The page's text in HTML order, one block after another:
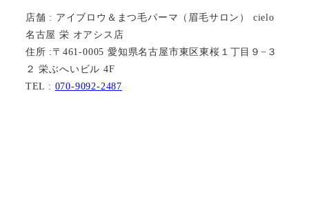
店舗 : アイブロウ＆まつ毛パーマ（眉毛サロン） cielo
名古屋 栄 オアシス店
住所 :〒461-0005 愛知県名古屋市東区東桜１丁目９−３
２ 栄ぶへいビル 4F
TEL : 070-9092-2487